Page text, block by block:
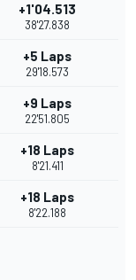
+1'04.513
38'27.838
+5 Laps
29'18.573
+9 Laps
22'51.805
+18 Laps
8'21.411
+18 Laps
8'22.188